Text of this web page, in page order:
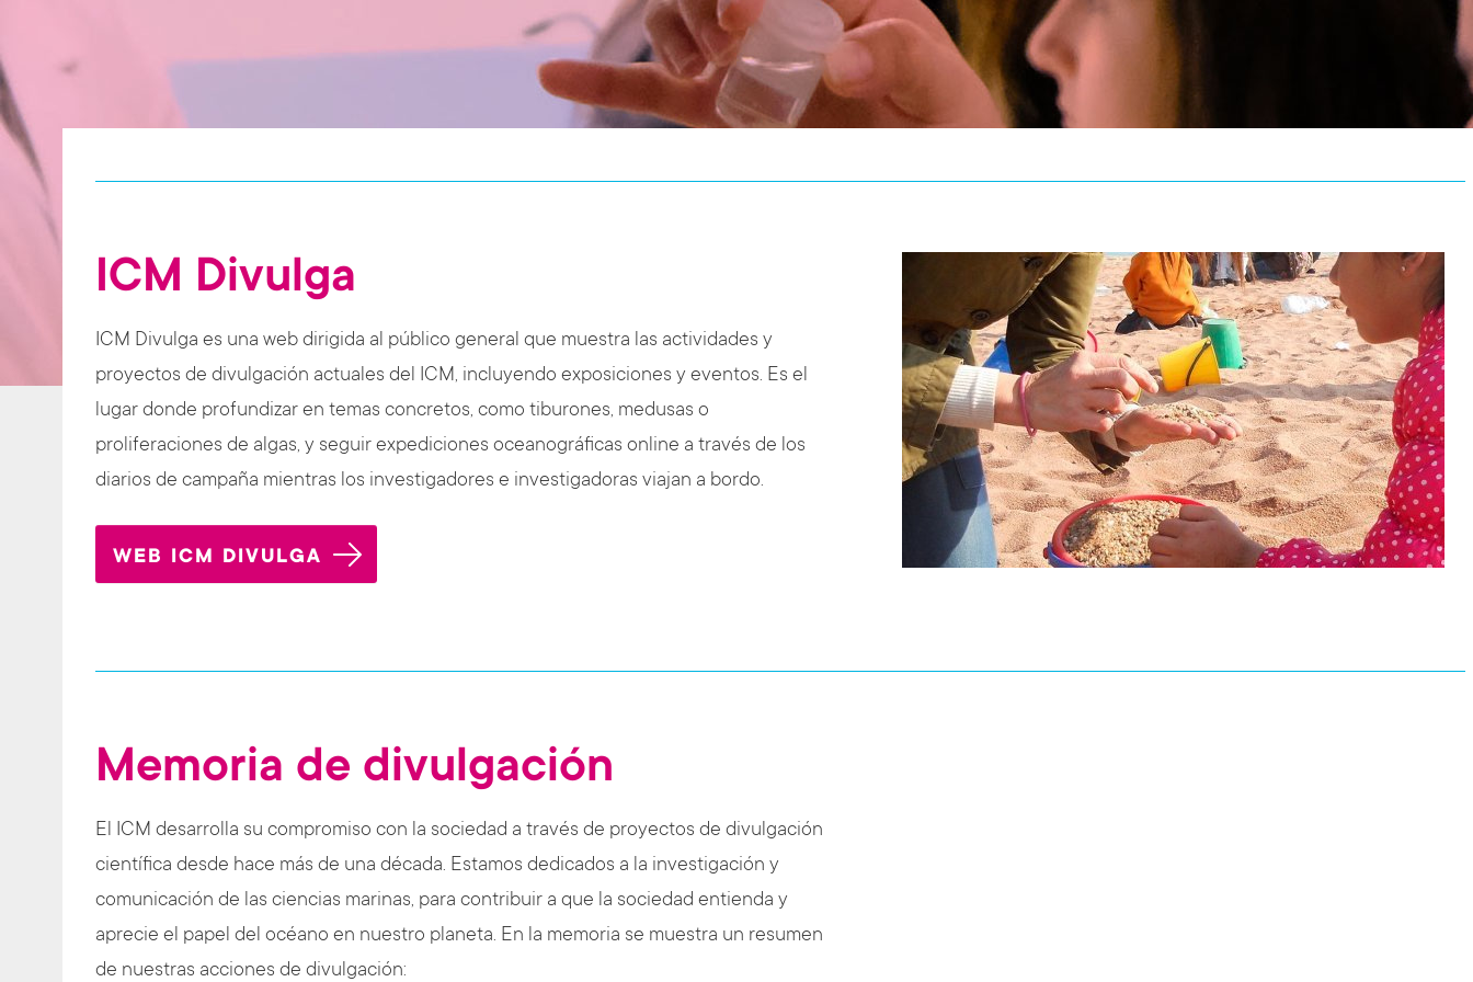
ICM Divulga
ICM Divulga es una web dirigida al público general que muestra las actividades y
proyectos de divulgación actuales del ICM, incluyendo exposiciones y eventos. Es el
lugar donde profundizar en temas concretos, como tiburones, medusas o
proliferaciones de algas, y seguir expediciones oceanográficas online a través de los
diarios de campaña mientras los investigadores e investigadoras viajan a bordo.
WEB ICM DIVULGA
Memoria de divulgación
El ICM desarrolla su compromiso con la sociedad a través de proyectos de divulgación
científica desde hace más de una década. Estamos dedicados a la investigación y
comunicación de las ciencias marinas, para contribuir a que la sociedad entienda y
aprecie el papel del océano en nuestro planeta. En la memoria se muestra un resumen
de nuestras acciones de divulgación: